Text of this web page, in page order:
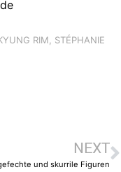
RIM
STÉPHANIE
NEXT
und skurrile Figuren